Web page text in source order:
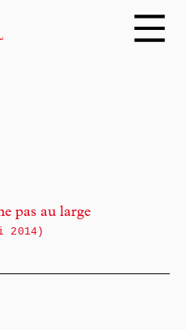
pas au large
2014)